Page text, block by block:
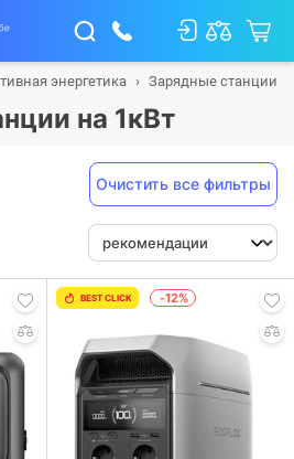
энергетика Зарядные станции
на 1кВт
Очистить все фильтры
BEST CLICK -12%